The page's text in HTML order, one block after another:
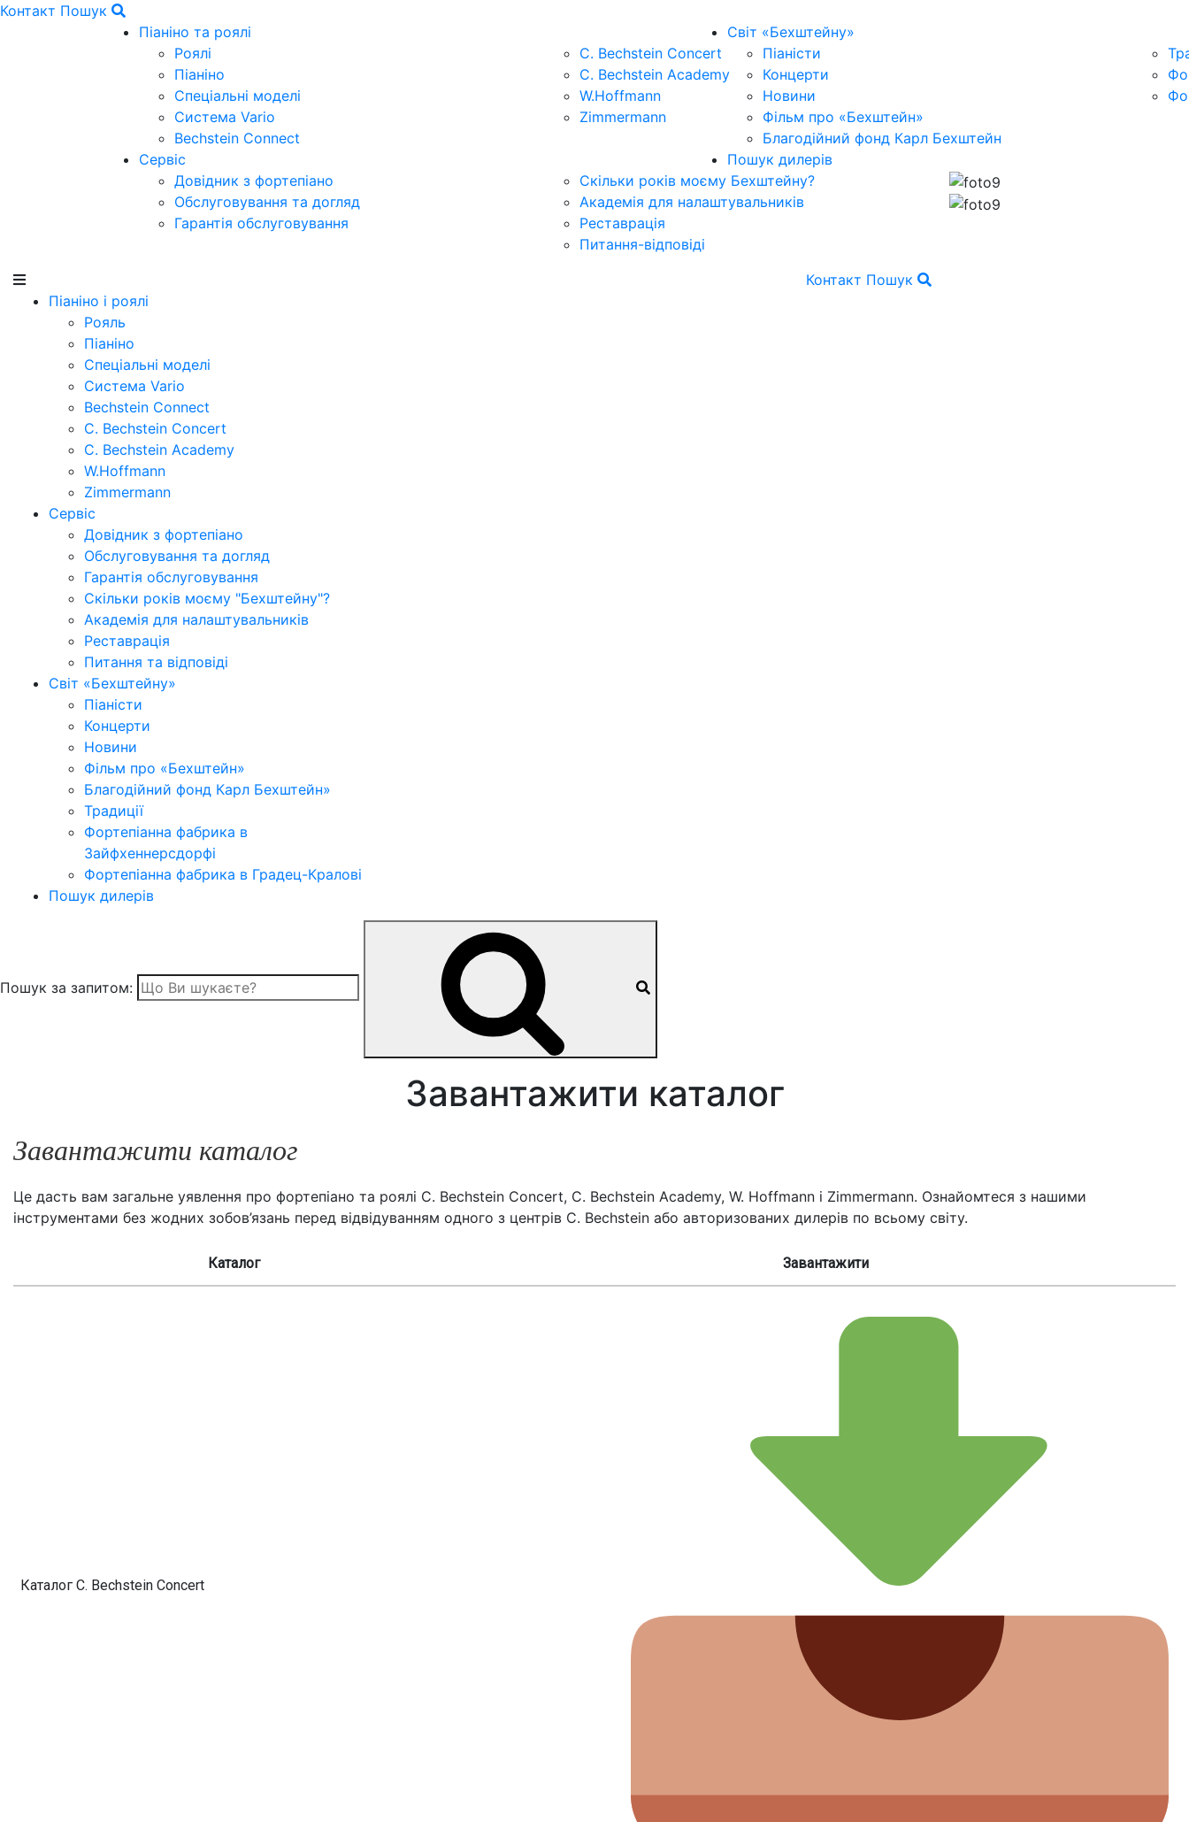
Контакт Пошук
Піаніно та роялі
Роялі
Піаніно
Спеціальні моделі
Система Vario
Bechstein Connect
C. Bechstein Concert
C. Bechstein Academy
W.Hoffmann
Zimmermann
Сервіс
Довідник з фортепіано
Обслуговування та догляд
Гарантія обслуговування
Скільки років моєму Бехштейну?
Академія для налаштувальників
Реставрація
Питання-відповіді
Світ «Бехштейну»
Піаністи
Концерти
Новини
Фільм про «Бехштейн»
Благодійний фонд Карл Бехштейн
Пошук дилерів
Піаніно і роялі
Рояль
Піаніно
Спеціальні моделі
Система Vario
Bechstein Connect
C. Bechstein Concert
C. Bechstein Academy
W.Hoffmann
Zimmermann
Сервіс
Довідник з фортепіано
Обслуговування та догляд
Гарантія обслуговування
Скільки років моєму "Бехштейну"?
Академія для налаштувальників
Реставрація
Питання та відповіді
Світ «Бехштейну»
Піаністи
Концерти
Новини
Фільм про «Бехштейн»
Благодійний фонд Карл Бехштейн»
Традиції
Фортепіанна фабрика в
Зайфхеннерсдорфi
Фортепіанна фабрика в Градец-Краловi
Пошук дилерів
Контакт Пошук
Пошук за запитом:
Завантажити каталог
Завантажити каталог
Це дасть вам загальне уявлення про фортепіано та роялі C. Bechstein Concert, C. Bechstein Academy, W. Hoffmann і Zimmermann. Ознайомтеся з нашими
інструментами без жодних зобов’язань перед відвідуванням одного з центрів C. Bechstein або авторизованих дилерів по всьому світу.
Каталог Завантажити
Каталог C. Bechstein Concert